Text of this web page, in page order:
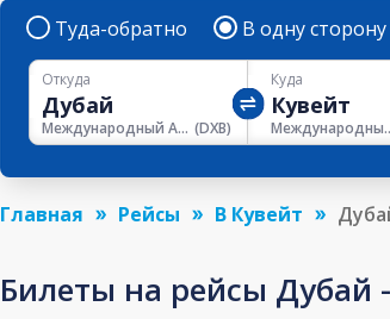
Туда-обратно В одну сторону
Откуда
Международный Аэропорт Дубая (DXB)
Куда
Главная Рейсы В Кувейт
Билеты на рейсы